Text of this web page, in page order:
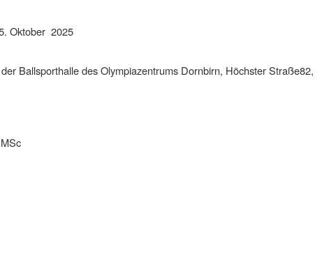
Oktober 2025
Ballsporthalle des Olympiazentrums Dornbirn, Höchster Straße82,